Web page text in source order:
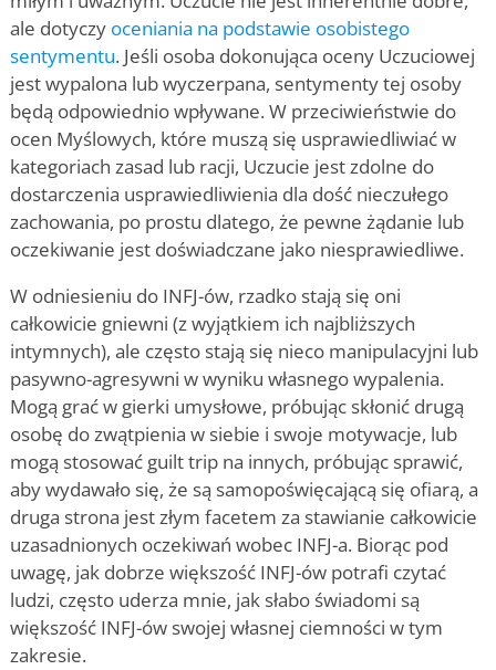
ale dotyczy oceniania na podstawie osobistego
sentymentu. Jeśli osoba dokonująca oceny Uczuciowej
jest wypalona lub wyczerpana, sentymenty tej osoby
będą odpowiednio wpływane. W przeciwieństwie do
ocen Myślowych, które muszą się usprawiedliwiać w
kategoriach zasad lub racji, Uczucie jest zdolne do
dostarczenia usprawiedliwienia dla dość nieczułego
zachowania, po prostu dlatego, że pewne żądanie lub
oczekiwanie jest doświadczane jako niesprawiedliwe.
W odniesieniu do INFJ-ów, rzadko stają się oni
całkowicie gniewni (z wyjątkiem ich najbliższych
intymnych), ale często stają się nieco manipulacyjni lub
pasywno-agresywni w wyniku własnego wypalenia.
Mogą grać w gierki umysłowe, próbując skłonić drugą
osobę do zwątpienia w siebie i swoje motywacje, lub
mogą stosować guilt trip na innych, próbując sprawić,
aby wydawało się, że są samopoświęcającą się ofiarą, a
druga strona jest złym facetem za stawianie całkowicie
uzasadnionych oczekiwań wobec INFJ-a. Biorąc pod
uwagę, jak dobrze większość INFJ-ów potrafi czytać
ludzi, często uderza mnie, jak słabo świadomi są
większość INFJ-ów swojej własnej ciemności w tym
zakresie.